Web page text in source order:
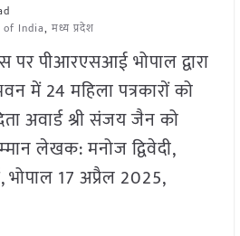
of India, मध्य प्रदेश
पर पीआरएसआई भोपाल द्वारा
में 24 महिला पत्रकारों को
अवार्ड श्री संजय जैन को
लेखक: मनोज द्विवेदी,
17 अप्रैल 2025,